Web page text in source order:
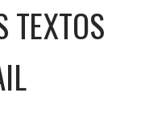
TEXTOS